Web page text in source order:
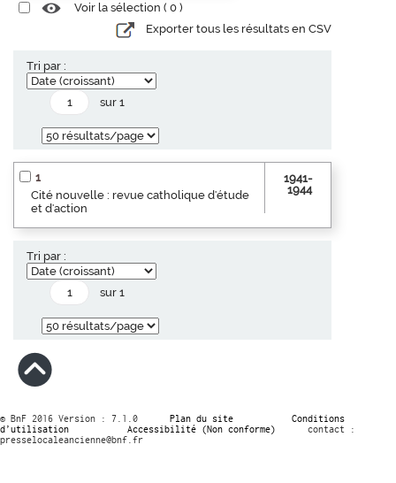
Voir la sélection ( 0 )
Exporter tous les résultats en CSV
Tri par :
sur 1
1
Cité nouvelle : revue catholique d'étude
et d'action
1941-
1944
Tri par :
sur 1
© BnF 2016 Version : 7.1.0 Plan du site
Conditions
d’utilisation
Accessibilité (Non conforme)
contact :
presselocaleancienne@bnf.fr